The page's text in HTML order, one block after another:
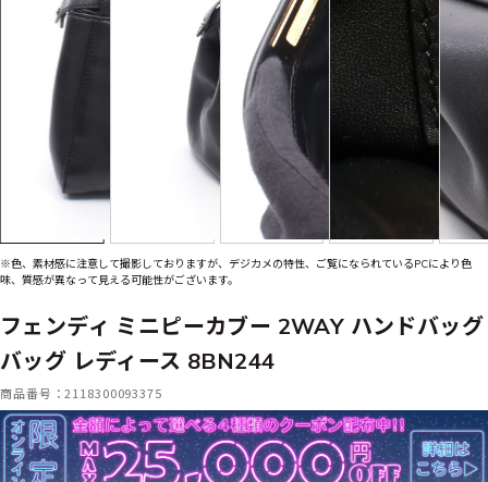
※色、素材感に注意して撮影しておりますが、デジカメの特性、ご覧になられているPCにより色
味、質感が異なって見える可能性がございます。
フェンディ ミニピーカブー 2WAY ハンドバッグ
バッグ レディース 8BN244
商品番号：2118300093375